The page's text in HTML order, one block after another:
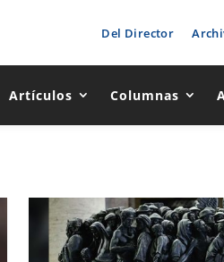
Del Director
Artículos Columnas